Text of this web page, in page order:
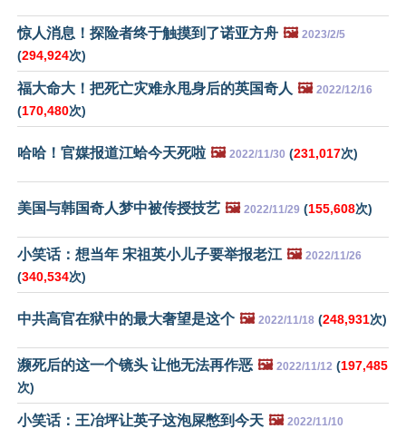
惊人消息！探险者终于触摸到了诺亚方舟 🖼️ 2023/2/5
(294,924次)
福大命大！把死亡灾难永甩身后的英国奇人 🖼️ 2022/12/16
(170,480次)
哈哈！官媒报道江蛤今天死啦 🖼️ 2022/11/30 (231,017次)
美国与韩国奇人梦中被传授技艺 🖼️ 2022/11/29 (155,608次)
小笑话：想当年 宋祖英小儿子要举报老江 🖼️ 2022/11/26
(340,534次)
中共高官在狱中的最大奢望是这个 🖼️ 2022/11/18 (248,931次)
濒死后的这一个镜头 让他无法再作恶 🖼️ 2022/11/12 (197,485
次)
小笑话：王冶坪让英子这泡屎憋到今天 🖼️ 2022/11/10